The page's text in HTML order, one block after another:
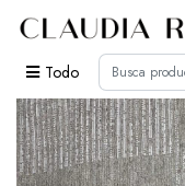
Todo